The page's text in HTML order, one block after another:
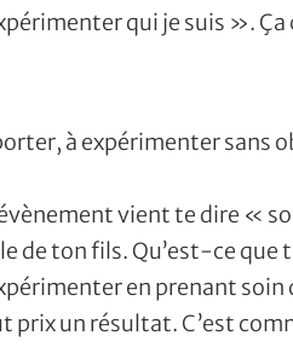
qui je suis ». Ça
à expérimenter sans
vient te dire «
de ton fils. Qu’est-ce
en prenant
un résultat. C’est